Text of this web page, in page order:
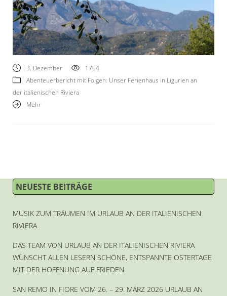
3. Dezember
1704
Abenteuerbericht mit Folgen: Unser Ferienhaus in Ligurien an
der italienischen Riviera
Mehr
NEUESTE BEITRÄGE
MUSIK ZUM TRÄUMEN IM URLAUB AN DER ITALIENISCHEN
RIVIERA
DAS TEAM VON URLAUB AN DER ITALIENISCHEN RIVIERA
WÜNSCHT ALLEN LESERN SCHÖNE, ENTSPANNTE OSTERTAGE
MIT DER HOFFNUNG AUF FRIEDEN
SAN REMO IN FIORE VOM 26. – 29. MÄRZ 2026 URLAUB AN